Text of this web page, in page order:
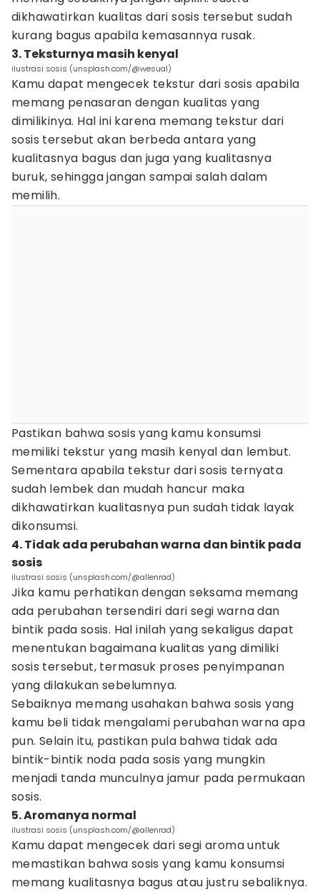
dikhawatirkan kualitas dari sosis tersebut sudah
kurang bagus apabila kemasannya rusak.
3. Teksturnya masih kenyal
ilustrasi sosis (unsplash.com/@wesual)
Kamu dapat mengecek tekstur dari sosis apabila
memang penasaran dengan kualitas yang
dimilikinya. Hal ini karena memang tekstur dari
sosis tersebut akan berbeda antara yang
kualitasnya bagus dan juga yang kualitasnya
buruk, sehingga jangan sampai salah dalam
memilih.
Pastikan bahwa sosis yang kamu konsumsi
memiliki tekstur yang masih kenyal dan lembut.
Sementara apabila tekstur dari sosis ternyata
sudah lembek dan mudah hancur maka
dikhawatirkan kualitasnya pun sudah tidak layak
dikonsumsi.
4. Tidak ada perubahan warna dan bintik pada
sosis
ilustrasi sosis (unsplash.com/@allenrad)
Jika kamu perhatikan dengan seksama memang
ada perubahan tersendiri dari segi warna dan
bintik pada sosis. Hal inilah yang sekaligus dapat
menentukan bagaimana kualitas yang dimiliki
sosis tersebut, termasuk proses penyimpanan
yang dilakukan sebelumnya.
Sebaiknya memang usahakan bahwa sosis yang
kamu beli tidak mengalami perubahan warna apa
pun. Selain itu, pastikan pula bahwa tidak ada
bintik-bintik noda pada sosis yang mungkin
menjadi tanda munculnya jamur pada permukaan
sosis.
5. Aromanya normal
ilustrasi sosis (unsplash.com/@allenrad)
Kamu dapat mengecek dari segi aroma untuk
memastikan bahwa sosis yang kamu konsumsi
memang kualitasnya bagus atau justru sebaliknya.